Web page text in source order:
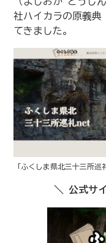
社ハイカラの原義典
てきました。
「ふくしま県北三十三所巡
＼ 公式サ